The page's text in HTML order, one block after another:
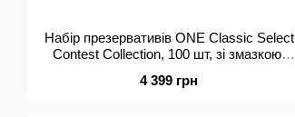
Набір презервативів ONE Classic Select
Contest Collection, 100 шт, зі змазкою,
4 399 грн